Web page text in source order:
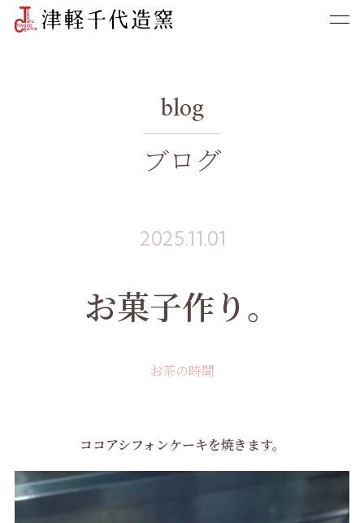
blog
ブログ
2025.11.01
お菓子作り。
お茶の時間
ココアシフォンケーキを焼きます。